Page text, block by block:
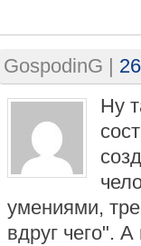
GospodinG |
Ну
умениями,
вдруг чего".